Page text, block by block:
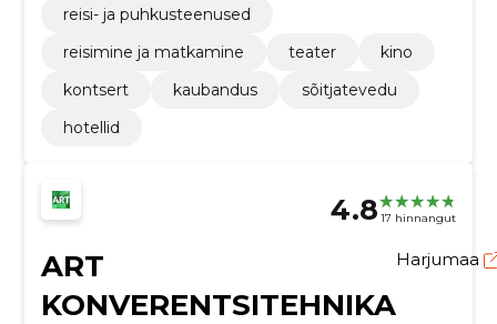
reisi- ja puhkusteenused
reisimine ja matkamine
teater
kino
kontsert
kaubandus
sõitjatevedu
hotellid
4.8 17 hinnangut
ART
KONVERENTSITEHNIKA
Harjumaa